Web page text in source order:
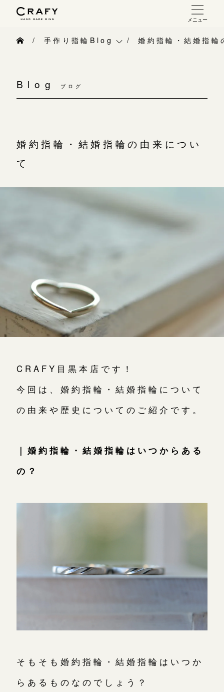
メニュー
指輪制作の流れ
指輪作品集
CRAFYについて
SNS・ブログ
ブログ
プライバシーポリシー
用語集
Blog ブログ
手作り指輪Blog
手作り指輪作品集
お客様インタビュー
結婚指輪手作り工房のご案内
婚約指輪・結婚指輪
婚約指輪・結婚指輪の由来につい
て
CRAFY目黒本店です！
今回は、婚約指輪・結婚指輪について
の由来や歴史についてのご紹介です。
｜婚約指輪・結婚指輪はいつからある
の？
そもそも婚約指輪・結婚指輪はいつか
らあるものなのでしょう？
10:00～18:00 /年中無休
年末年始は除く
こちら
来店ご予約
吉祥寺店
鎌倉店 来店ご予約
川越店 来店ご予約
軽井沢店
大阪本店
広島店
オーダーメイド ご予約